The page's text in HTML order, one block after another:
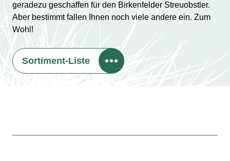
geradezu geschaffen für den Birkenfelder Streuobstler.
Aber bestimmt fallen Ihnen noch viele andere ein. Zum
Wohl!
Sortiment-Liste